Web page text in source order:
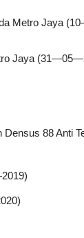
Metro Jaya
Jaya
88 Anti